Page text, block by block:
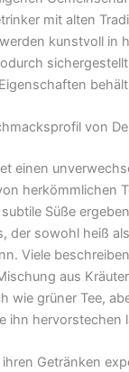
mit alten
kunstvoll in
von
einen
herkömmlichen
Süße
der sowohl heiß
Viele
aus
wie grüner Tee,
ihn hervorstechen
Getränken